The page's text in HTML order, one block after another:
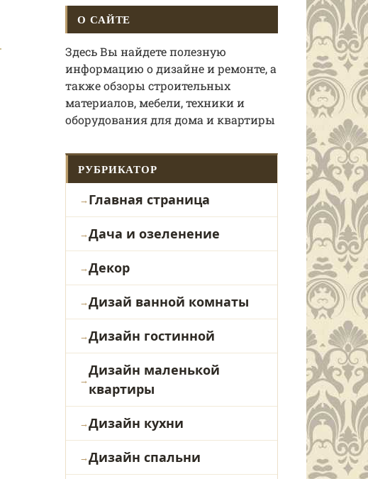
О САЙТЕ
Здесь Вы найдете полезную
информацию о дизайне и ремонте, а
также обзоры строительных
материалов, мебели, техники и
оборудования для дома и квартиры
РУБРИКАТОР
Главная страница
Дача и озеленение
Декор
Дизай ванной комнаты
Дизайн гостинной
Дизайн маленькой
квартиры
Дизайн кухни
Дизайн спальни